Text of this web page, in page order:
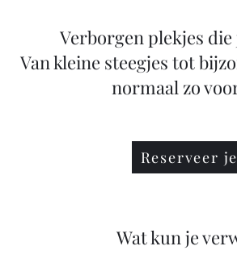
Verborgen plekjes
Van kleine steegjes tot
normaal zo
Wat kun je
Reserveer